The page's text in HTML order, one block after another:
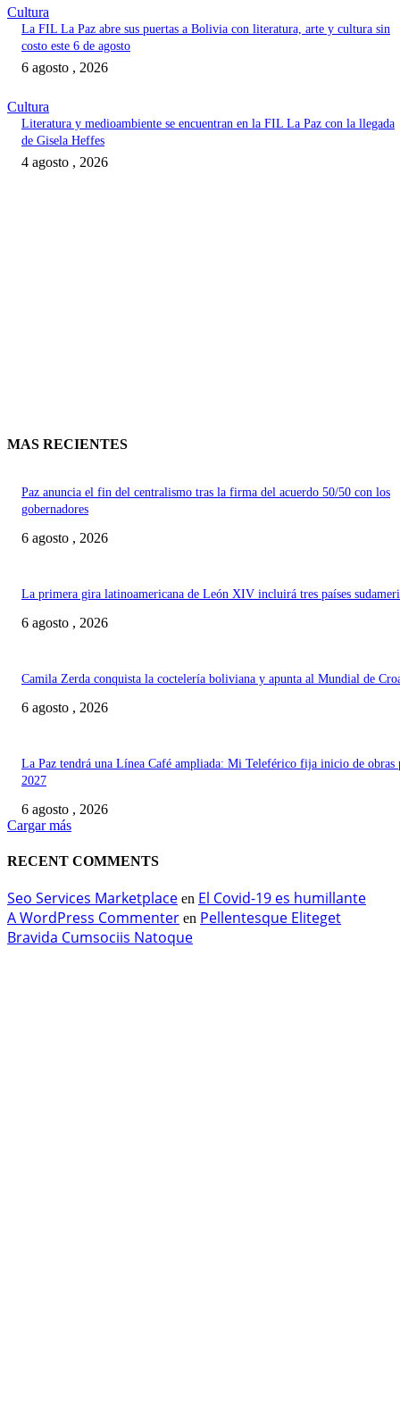
Cultura
La FIL La Paz abre sus puertas a Bolivia con literatura, arte y cultura sin
costo este 6 de agosto
6 agosto , 2026
Cultura
Literatura y medioambiente se encuentran en la FIL La Paz con la llegada
de Gisela Heffes
4 agosto , 2026
MAS RECIENTES
Paz anuncia el fin del centralismo tras la firma del acuerdo 50/50 con los
gobernadores
6 agosto , 2026
La primera gira latinoamericana de León XIV incluirá tres países
6 agosto , 2026
Camila Zerda conquista la coctelería boliviana y apunta al Mundial de
6 agosto , 2026
La Paz tendrá una Línea Café ampliada: Mi Teleférico fija inicio de obras
2027
6 agosto , 2026
Cargar más
RECENT COMMENTS
Seo Services Marketplace en El Covid-19 es humillante
A WordPress Commenter en Pellentesque Eliteget
Bravida Cumsociis Natoque